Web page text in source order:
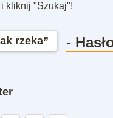
kliknij "Szukaj"!
rzeka” -